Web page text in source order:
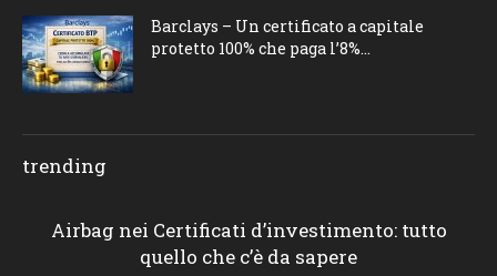
Barclays – Un certificato a capitale
protetto 100% che paga l’8%...
trending
Airbag nei Certificati d’investimento: tutto
quello che c’è da sapere